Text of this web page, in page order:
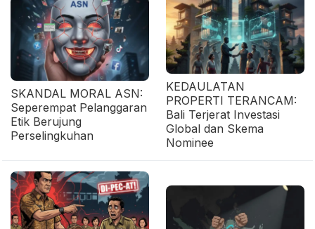
SKANDAL MORAL ASN:
Seperempat Pelanggaran
Etik Berujung
Perselingkuhan
KEDAULATAN
PROPERTI TERANCAM:
Bali Terjerat Investasi
Global dan Skema
Nominee